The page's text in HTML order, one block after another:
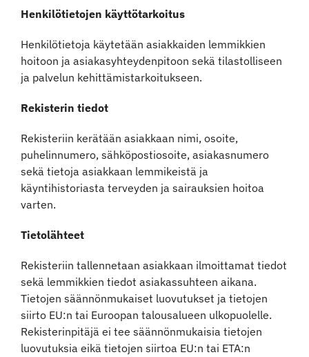
Henkilötietojen käyttötarkoitus
Henkilötietoja käytetään asiakkaiden lemmikkien
hoitoon ja asiakasyhteydenpitoon sekä tilastolliseen
ja palvelun kehittämistarkoitukseen.
Rekisterin tiedot
Rekisteriin kerätään asiakkaan nimi, osoite,
puhelinnumero, sähköpostiosoite, asiakasnumero
sekä tietoja asiakkaan lemmikeistä ja
käyntihistoriasta terveyden ja sairauksien hoitoa
varten.
Tietolähteet
Rekisteriin tallennetaan asiakkaan ilmoittamat tiedot
sekä lemmikkien tiedot asiakassuhteen aikana.
Tietojen säännönmukaiset luovutukset ja tietojen
siirto EU:n tai Euroopan talousalueen ulkopuolelle.
Rekisterinpitäjä ei tee säännönmukaisia tietojen
luovutuksia eikä tietojen siirtoa EU:n tai ETA:n